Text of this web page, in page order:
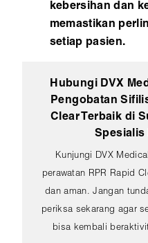
kebersihan dan
memastikan
setiap pasien.
Hubungi DVX
Pengobatan
Clear Terbaik di
Spesialis
Kunjungi DVX
perawatan RPR Rapid
dan aman. Jangan
periksa sekarang agar
bisa kembali